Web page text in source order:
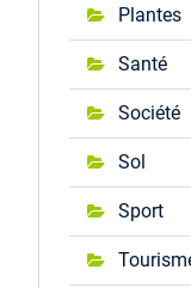
Plantes
Santé
Société
Sol
Sport